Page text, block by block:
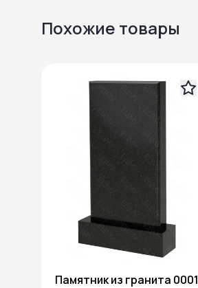
Похожие товары
Памятник из гранита 0001